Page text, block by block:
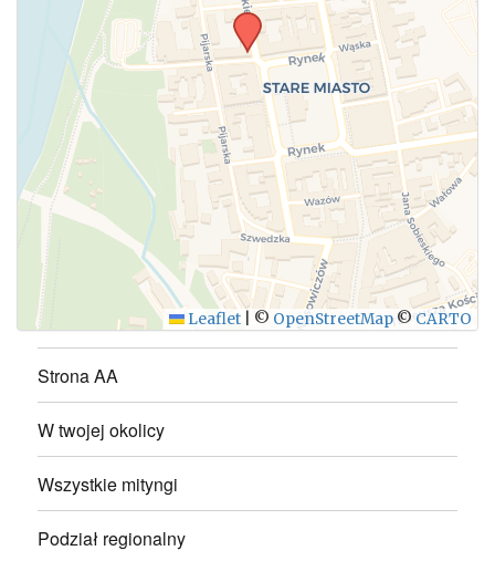
WYŚLIJ
Leaflet © OpenStreetMap © CARTO
Strona AA
W twojej okolicy
Wszystkie mityngi
Podział regionalny